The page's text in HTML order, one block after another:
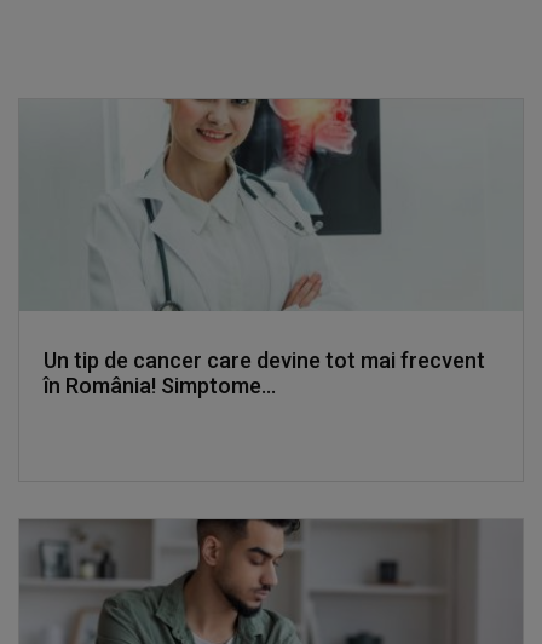
Un tip de cancer care devine tot mai frecvent
în România! Simptome...